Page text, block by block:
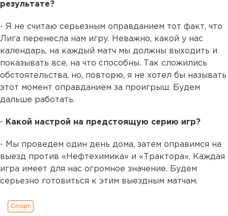
результате?
- Я не считаю серьезным оправданием тот факт, что
Лига перенесла нам игру. Неважно, какой у нас
календарь, на каждый матч мы должны выходить и
показывать все, на что способны. Так сложились
обстоятельства, но, повторю, я не хотел бы называть
этот момент оправданием за проигрыш. Будем
дальше работать.
- Какой настрой на предстоящую серию игр?
- Мы проведем один день дома, затем оправимся на
выезд против «Нефтехимика» и «Трактора». Каждая
игра имеет для нас огромное значение. Будем
серьезно готовиться к этим выездным матчам.
Спорт